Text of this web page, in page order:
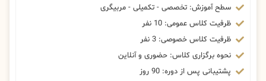
سطح آموزش: تخصصی - تکمیلی - مربیگری
ظرفیت کلاس عمومی: 10 نفر
ظرفیت کلاس خصوصی: 3 نفر
نحوه برگزاری کلاس: حضوری و آنلاین
پشتیبانی پس از دوره: 90 روز